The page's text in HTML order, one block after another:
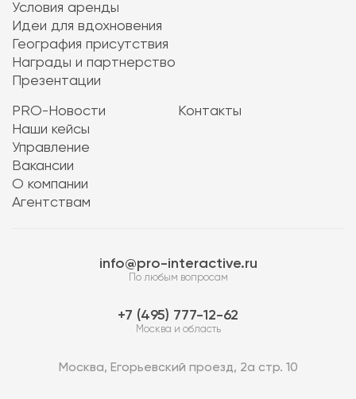
Условия аренды
Идеи для вдохновения
География присутствия
Награды и партнерство
Презентации
PRO-Новости
Наши кейсы
Управление
Вакансии
О компании
Агентствам
Контакты
info@pro-interactive.ru
По любым вопросам
7 (495) 777-12-62
Москва и область
Москва, Егорьевский проезд, 2а стр. 10